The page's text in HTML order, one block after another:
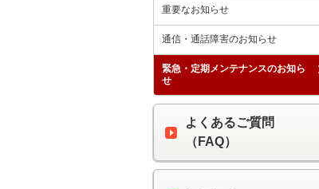
重要なお知らせ
通信・通話障害のお知らせ
緊急・定期メンテナンスのお知ら
せ
よくあるご質問
（FAQ）